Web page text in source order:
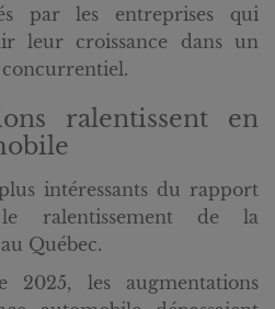
par les entreprises qui
leur croissance dans un
ralentissent en
intéressants du rapport
ralentissement de la
Québec.
2025, les augmentations